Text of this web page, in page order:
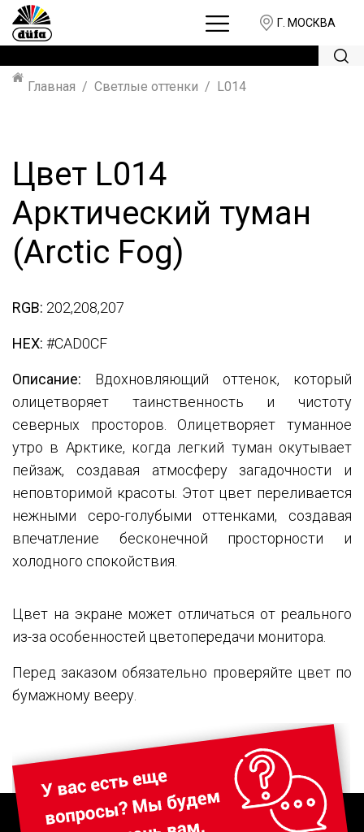
Г. МОСКВА
Главная Светлые оттенки L014
Цвет L014
Арктический туман
(Arctic Fog)
RGB: 202,208,207
HEX: #CAD0CF
Описание: Вдохновляющий оттенок, который
олицетворяет таинственность и чистоту
северных просторов. Олицетворяет туманное
утро в Арктике, когда легкий туман окутывает
пейзаж, создавая атмосферу загадочности и
неповторимой красоты. Этот цвет переливается
нежными серо-голубыми оттенками, создавая
впечатление бесконечной просторности и
холодного спокойствия.
Цвет на экране может отличаться от реального
из-за особенностей цветопередачи монитора.
Перед заказом обязательно проверяйте цвет по
бумажному вееру.